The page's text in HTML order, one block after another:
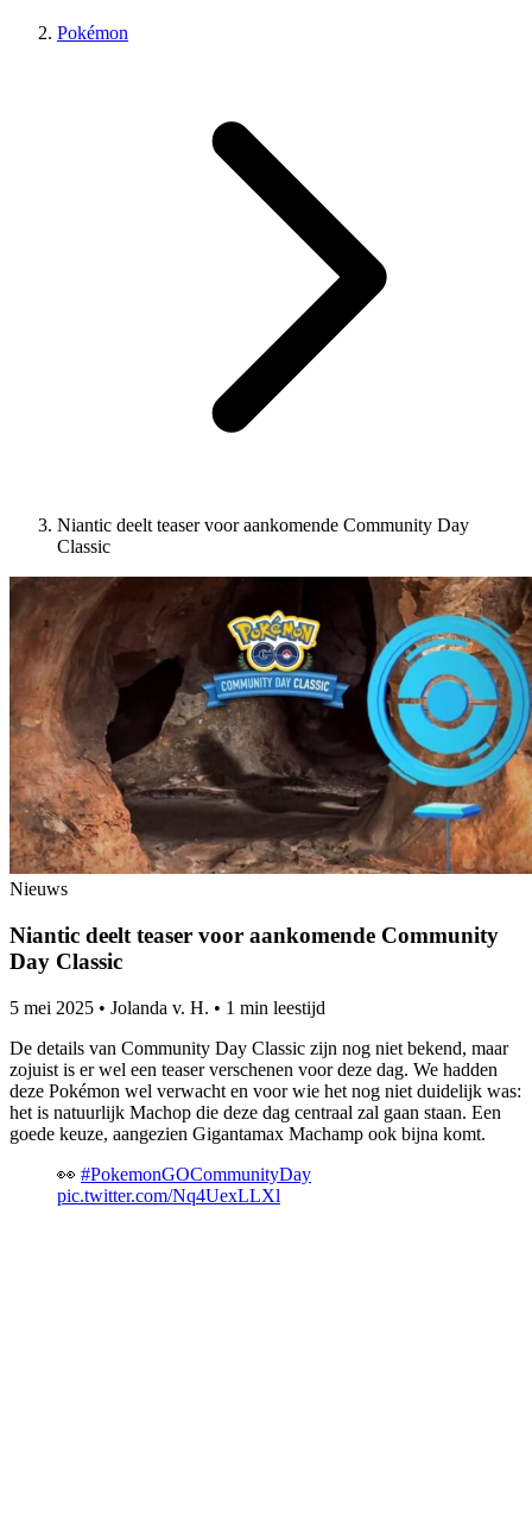
Pokémon
Niantic deelt teaser voor aankomende Community Day
Classic
Nieuws
Niantic deelt teaser voor aankomende Community
Day Classic
5 mei 2025 • Jolanda v. H. • 1 min leestijd
De details van Community Day Classic zijn nog niet bekend, maar
zojuist is er wel een teaser verschenen voor deze dag. We hadden
deze Pokémon wel verwacht en voor wie het nog niet duidelijk was:
het is natuurlijk Machop die deze dag centraal zal gaan staan. Een
goede keuze, aangezien Gigantamax Machamp ook bijna komt.
👀 #PokemonGOCommunityDay
pic.twitter.com/Nq4UexLLXl